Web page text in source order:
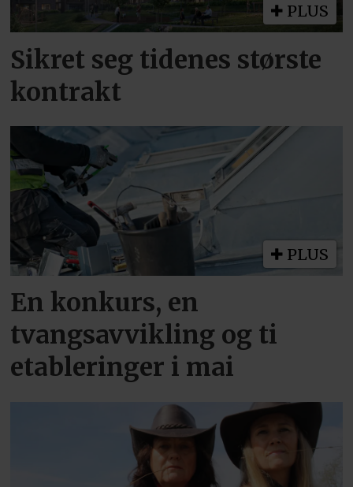
PLUS
Sikret seg tidenes største
kontrakt
PLUS
En konkurs, en
tvangsavvikling og ti
etableringer i mai